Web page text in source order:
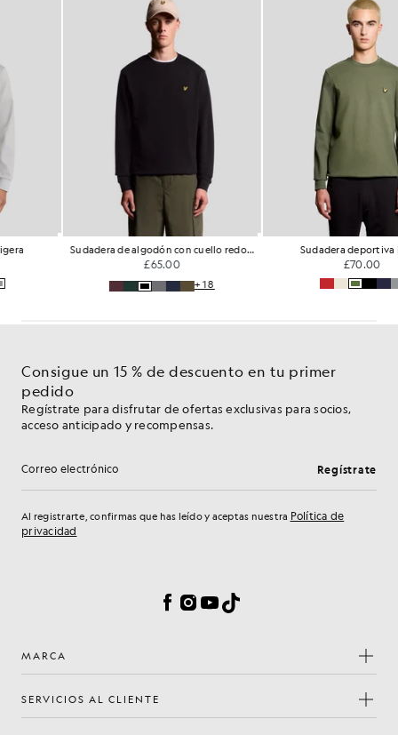
Sudadera deportiva ligera Sudadera deportiva ligera
Consigue un 15 % de descuento en tu primer
pedido
Regístrate para disfrutar de ofertas exclusivas para socios,
acceso anticipado y recompensas.
Dirección de correo electrónico Regístrate
Al registrarte, confirmas que has leído y aceptas nuestra Política de
privacidad
Facebook
Instagram
YouTube
TikTok
MARCA
SERVICIOS AL CLIENTE